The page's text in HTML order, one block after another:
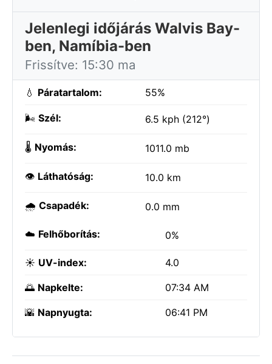
Jelenlegi időjárás Walvis Bay-
ben, Namíbia-ben
Frissítve: 15:30 ma
💧 Páratartalom: 55%
🌬️ Szél: 6.5 kph (212°)
🌡️ Nyomás: 1011.0 mb
👁️ Láthatóság: 10.0 km
🌧️ Csapadék: 0.0 mm
☁️ Felhőborítás: 0%
☀️ UV-index: 4.0
🌅 Napkelte: 07:34 AM
🌇 Napnyugta: 06:41 PM